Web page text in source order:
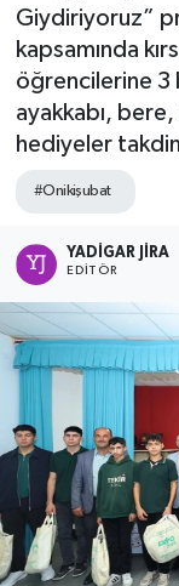
Giydiriyoruz”
kapsamında
öğrencilerine 3
ayakkabı,
hediyeler
#Onikişubat
YADIGAR JIRA
EDITÖR
Tüm
Son Dakika
Haber